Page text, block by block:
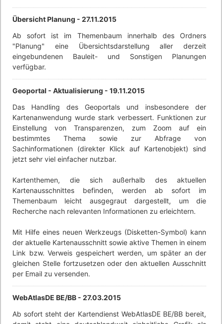
Übersicht Planung - 27.11.2015
Ab sofort ist im Themenbaum innerhalb des Ordners
"Planung" eine Übersichtsdarstellung aller derzeit
eingebundenen Bauleit- und Sonstigen Planungen
verfügbar.
Geoportal - Aktualisierung - 19.11.2015
Das Handling des Geoportals und insbesondere der
Kartenanwendung wurde stark verbessert. Funktionen zur
Einstellung von Transparenzen, zum Zoom auf ein
bestimmtes Thema sowie zur Abfrage von
Sachinformationen (direkter Klick auf Kartenobjekt) sind
jetzt sehr viel einfacher nutzbar.
Kartenthemen, die sich außerhalb des aktuellen
Kartenausschnittes befinden, werden ab sofort im
Themenbaum leicht ausgegraut dargestellt, um die
Recherche nach relevanten Informationen zu erleichtern.
Mit Hilfe eines neuen Werkzeugs (Disketten-Symbol) kann
der aktuelle Kartenausschnitt sowie aktive Themen in einem
Link bzw. Verweis gespeichert werden, um später an der
gleichen Stelle fortzusetzen oder den aktuellen Ausschnitt
per Email zu versenden.
WebAtlasDE BE/BB - 27.03.2015
Ab sofort steht der Kartendienst WebAtlasDE BE/BB bereit,